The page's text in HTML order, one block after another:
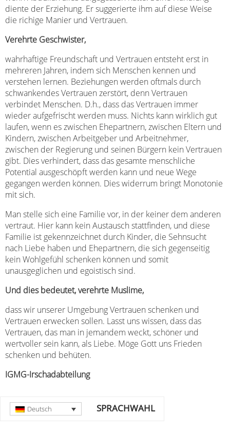
diente der Erziehung. Er suggerierte ihm auf diese Weise
die richige Manier und Vertrauen.
Verehrte Geschwister,
wahrhaftige Freundschaft und Vertrauen entsteht erst in
mehreren Jahren, indem sich Menschen kennen und
verstehen lernen. Beziehungen werden oftmals durch
schwankendes Vertrauen zerstört, denn Vertrauen
verbindet Menschen. D.h., dass das Vertrauen immer
wieder aufgefrischt werden muss. Nichts kann wirklich gut
laufen, wenn es zwischen Ehepartnern, zwischen Eltern und
Kindern, zwischen Arbeitgeber und Arbeitnehmer,
zwischen der Regierung und seinen Bürgern kein Vertrauen
gibt. Dies verhindert, dass das gesamte menschliche
Potential ausgeschöpft werden kann und neue Wege
gegangen werden können. Dies widerrum bringt Monotonie
mit sich.
Man stelle sich eine Familie vor, in der keiner dem anderen
vertraut. Hier kann kein Austausch stattfinden, und diese
Familie ist gekennzeichnet durch Kinder, die Sehnsucht
nach Liebe haben und Ehepartnern, die sich gegenseitig
kein Wohlgefühl schenken können und somit
unausgeglichen und egoistisch sind.
Und dies bedeutet, verehrte Muslime,
dass wir unserer Umgebung Vertrauen schenken und
Vertrauen erwecken sollen. Lasst uns wissen, dass das
Vertrauen, das man in jemandem weckt, schöner und
wertvoller sein kann, als Liebe. Möge Gott uns Frieden
schenken und behüten.
IGMG-Irschadabteilung
SPRACHWAHL
Deutsch